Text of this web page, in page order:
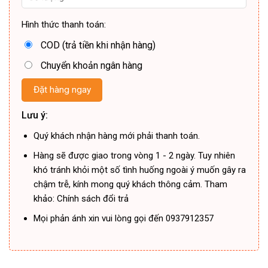
Hình thức thanh toán:
COD (trả tiền khi nhận hàng)
Chuyển khoản ngân hàng
Lưu ý:
Quý khách nhận hàng mới phải thanh toán.
Hàng sẽ được giao trong vòng 1 - 2 ngày. Tuy nhiên
khó tránh khỏi một số tình huống ngoài ý muốn gây ra
chậm trễ, kính mong quý khách thông cảm. Tham
khảo: Chính sách đổi trả
Mọi phản ánh xin vui lòng gọi đến 0937912357